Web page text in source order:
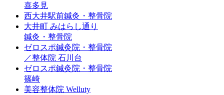
喜多見
西大井駅前鍼灸・整骨院
大井町 みはらし通り
鍼灸・整骨院
ゼロスポ鍼灸院・整骨院
／整体院 石川台
ゼロスポ鍼灸院・整骨院
篠崎
美容整体院 Welluty